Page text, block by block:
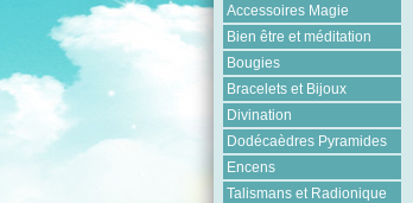
Accessoires Magie
Bien être et méditation
Bougies
Bracelets et Bijoux
Divination
Dodécaèdres Pyramides
Encens
Talismans et Radionique